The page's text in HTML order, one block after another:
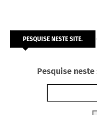
PESQUISE NESTE SITE.
Pesquise